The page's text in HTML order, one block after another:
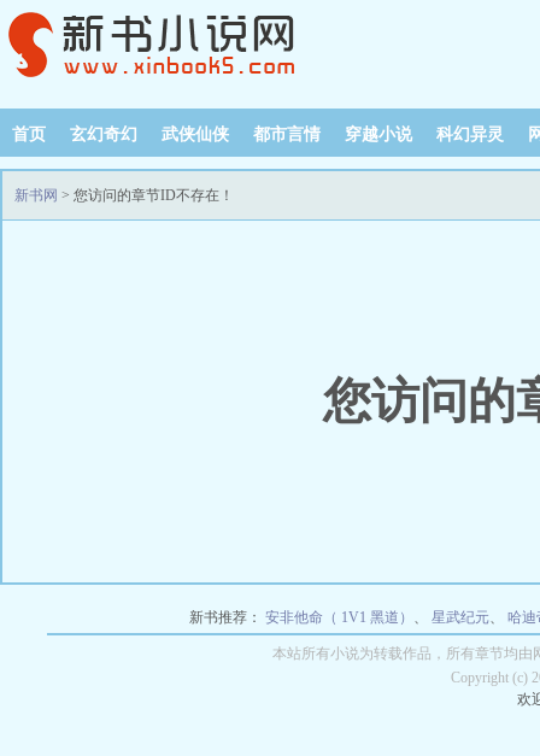
首页 玄幻奇幻 武侠仙侠 都市言情 穿越小说 科幻异灵
新书网 > 您访问的章节ID不存在！
您访问的
新书推荐： 安非他命（ 1V1 黑道） 、 星武纪元、 哈迪
本站所有小说为转载作品，所有章节均
Copyright (c)
欢